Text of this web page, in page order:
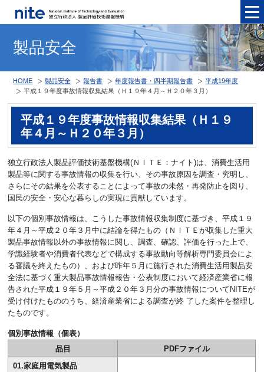
製品安全
HOME 製品安全 報告書 年度報告書・四半期報告書
平成19年度
平成１９年度事故情報収集結果（Ｈ１９年４月～Ｈ２０年３月）
平成１９年度事故情報収集結果（Ｈ１９
年４月～Ｈ２０年３月）
独立行政法人製品評価技術基盤機構(ＮＩＴＥ：ナイト)は、消費生活用
製品等に関する事故情報の収集を行い、その事故原因を調査・究明し、
さらにその結果を公表することによって事故の未然・再発防止を図り、
国民の安全・安心な暮らしの実現に貢献しています。
以下の個別事故情報は、こうした事故情報収集制度に基づき、平成１９
年４月～平成２０年３月中に結論を得たもの（ＮＩＴＥが収集した重大
製品事故情報以外の事故情報に関し、調査、確認、評価を行った上で、
学識経験者や消費者代表などで構成する事故動向等解析専門委員会によ
る審議を終えたもの）、および昨年５月に施行された消費生活用製品安
全法に基づく重大製品事故情報報告・公表制度において経済産業省に報
告された平成１９年５月～平成２０年３月分の事故情報についてNITEが
受け付けたもののうち、経済産業省による調査が終 了した案件を整理し
たものです。
個別事故情報（個表）
品目
PDFファイル
01.家庭用電気製品